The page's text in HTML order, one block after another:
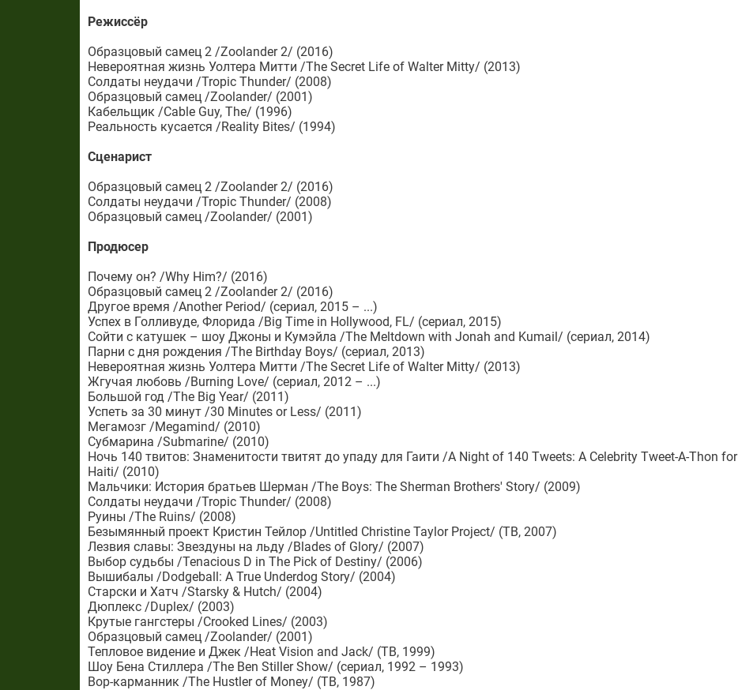
Режиссёр
Образцовый самец 2 /Zoolander 2/ (2016)
Невероятная жизнь Уолтера Митти /The Secret Life of Walter Mitty/ (2013)
Солдаты неудачи /Tropic Thunder/ (2008)
Образцовый самец /Zoolander/ (2001)
Кабельщик /Cable Guy, The/ (1996)
Реальность кусается /Reality Bites/ (1994)
Сценарист
Образцовый самец 2 /Zoolander 2/ (2016)
Солдаты неудачи /Tropic Thunder/ (2008)
Образцовый самец /Zoolander/ (2001)
Продюсер
Почему он? /Why Him?/ (2016)
Образцовый самец 2 /Zoolander 2/ (2016)
Другое время /Another Period/ (сериал, 2015 – ...)
Успех в Голливуде, Флорида /Big Time in Hollywood, FL/ (сериал, 2015)
Сойти с катушек – шоу Джоны и Кумэйла /The Meltdown with Jonah and Kumail/ (сериал, 2014)
Парни с дня рождения /The Birthday Boys/ (сериал, 2013)
Невероятная жизнь Уолтера Митти /The Secret Life of Walter Mitty/ (2013)
Жгучая любовь /Burning Love/ (сериал, 2012 – ...)
Большой год /The Big Year/ (2011)
Успеть за 30 минут /30 Minutes or Less/ (2011)
Мегамозг /Megamind/ (2010)
Субмарина /Submarine/ (2010)
Ночь 140 твитов: Знаменитости твитят до упаду для Гаити /A Night of 140 Tweets: A Celebrity Tweet-A-Thon for
Haiti/ (2010)
Мальчики: История братьев Шерман /The Boys: The Sherman Brothers' Story/ (2009)
Солдаты неудачи /Tropic Thunder/ (2008)
Руины /The Ruins/ (2008)
Безымянный проект Кристин Тейлор /Untitled Christine Taylor Project/ (ТВ, 2007)
Лезвия славы: Звездуны на льду /Blades of Glory/ (2007)
Выбор судьбы /Tenacious D in The Pick of Destiny/ (2006)
Вышибалы /Dodgeball: A True Underdog Story/ (2004)
Старски и Хатч /Starsky & Hutch/ (2004)
Дюплекс /Duplex/ (2003)
Крутые гангстеры /Crooked Lines/ (2003)
Образцовый самец /Zoolander/ (2001)
Тепловое видение и Джек /Heat Vision and Jack/ (ТВ, 1999)
Шоу Бена Стиллера /The Ben Stiller Show/ (сериал, 1992 – 1993)
Вор-карманник /The Hustler of Money/ (ТВ, 1987)